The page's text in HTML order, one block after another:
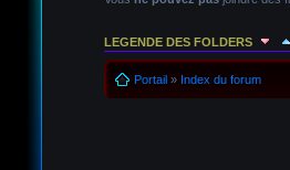
LEGENDE DES FOLDERS
Portail» Index du forum